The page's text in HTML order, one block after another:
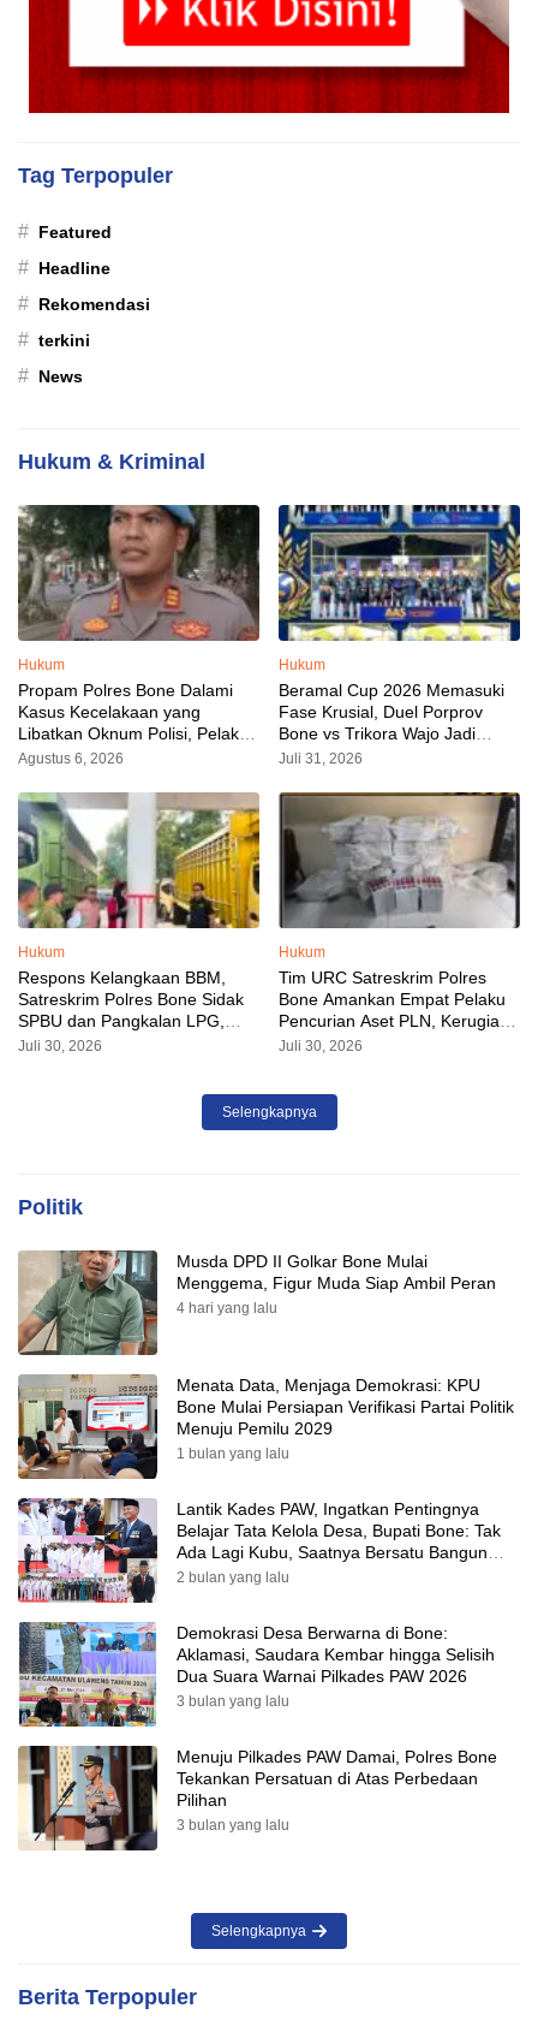
Tag Terpopuler
# Featured
# Headline
# Rekomendasi
# terkini
# News
Hukum & Kriminal
Hukum
Propam Polres Bone Dalami
Kasus Kecelakaan yang
Libatkan Oknum Polisi, Pelaku
Sudah Diamankan
Agustus 6, 2026
Hukum
Beramal Cup 2026 Memasuki
Fase Krusial, Duel Porprov
Bone vs Trikora Wajo Jadi
Sorotan Malam Ini
Juli 31, 2026
Hukum
Respons Kelangkaan BBM,
Satreskrim Polres Bone Sidak
SPBU dan Pangkalan LPG,
AKP Alvin Aji Imbau Pengelola
Juli 30, 2026
Hukum
Tim URC Satreskrim Polres
Bone Amankan Empat Pelaku
Pencurian Aset PLN, Kerugian
Ditaksir Capai Rp 3 Milyar
Juli 30, 2026
Selengkapnya
Politik
Musda DPD II Golkar Bone Mulai
Menggema, Figur Muda Siap Ambil Peran
4 hari yang lalu
Menata Data, Menjaga Demokrasi: KPU
Bone Mulai Persiapan Verifikasi Partai Politik
Menuju Pemilu 2029
1 bulan yang lalu
Lantik Kades PAW, Ingatkan Pentingnya
Belajar Tata Kelola Desa, Bupati Bone: Tak
Ada Lagi Kubu, Saatnya Bersatu Bangun
Desa
2 bulan yang lalu
Demokrasi Desa Berwarna di Bone:
Aklamasi, Saudara Kembar hingga Selisih
Dua Suara Warnai Pilkades PAW 2026
3 bulan yang lalu
Menuju Pilkades PAW Damai, Polres Bone
Tekankan Persatuan di Atas Perbedaan
Pilihan
3 bulan yang lalu
Selengkapnya
Berita Terpopuler